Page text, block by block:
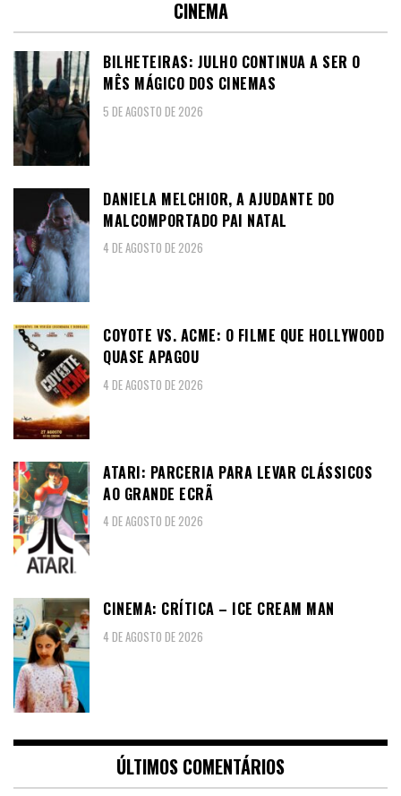
CINEMA
BILHETEIRAS: JULHO CONTINUA A SER O
MÊS MÁGICO DOS CINEMAS
5 DE AGOSTO DE 2026
DANIELA MELCHIOR, A AJUDANTE DO
MALCOMPORTADO PAI NATAL
4 DE AGOSTO DE 2026
COYOTE VS. ACME: O FILME QUE HOLLYWOOD
QUASE APAGOU
4 DE AGOSTO DE 2026
ATARI: PARCERIA PARA LEVAR CLÁSSICOS
AO GRANDE ECRÃ
4 DE AGOSTO DE 2026
CINEMA: CRÍTICA – ICE CREAM MAN
4 DE AGOSTO DE 2026
ÚLTIMOS COMENTÁRIOS